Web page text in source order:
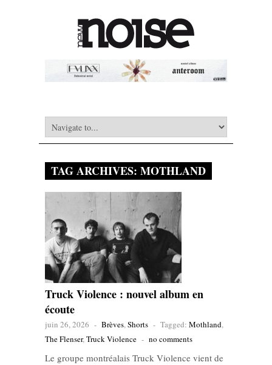
TAG ARCHIVES: MOTHLAND
Truck Violence : nouvel album en
écoute
juin 26, 2026 - Brèves,Shorts - Tagged: Mothland,
The Flenser,Truck Violence - no comments
Le groupe montréalais Truck Violence vient de